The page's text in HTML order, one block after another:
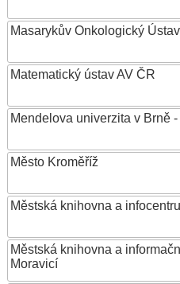
Masarykův Onkologický
Matematický ústav AV ČR
Mendelova univerzita v Brně -
Město Kroměříž
Městská knihovna a
Městská knihovna a
Moravicí